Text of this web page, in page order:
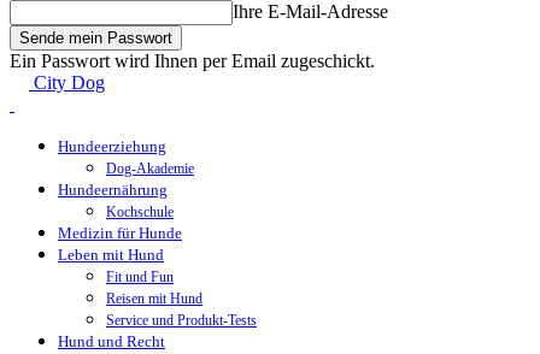
Ihre E-Mail-Adresse
Ein Passwort wird Ihnen per Email zugeschickt.
City Dog
Hundeerziehung
Dog-Akademie
Hundeernährung
Kochschule
Medizin für Hunde
Leben mit Hund
Fit und Fun
Reisen mit Hund
Service und Produkt-Tests
Hund und Recht